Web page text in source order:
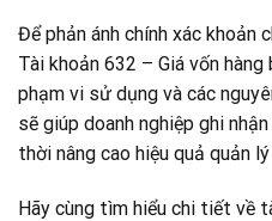
Để phản ánh chính xác khoản
Tài khoản 632 – Giá vốn hàng
phạm vi sử dụng và các
sẽ giúp doanh nghiệp ghi
thời nâng cao hiệu quả quản
Hãy cùng tìm hiểu chi tiết về